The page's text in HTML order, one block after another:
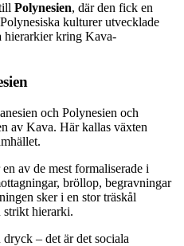
Polynesien, där den fick en
kulturer utvecklade
hierarkier kring Kava-
och Polynesien och
av Kava. Här kallas växten
av de mest formaliserade i
bröllop, begravningar
sker i en stor träskål
strikt hierarki.
– det är det sociala